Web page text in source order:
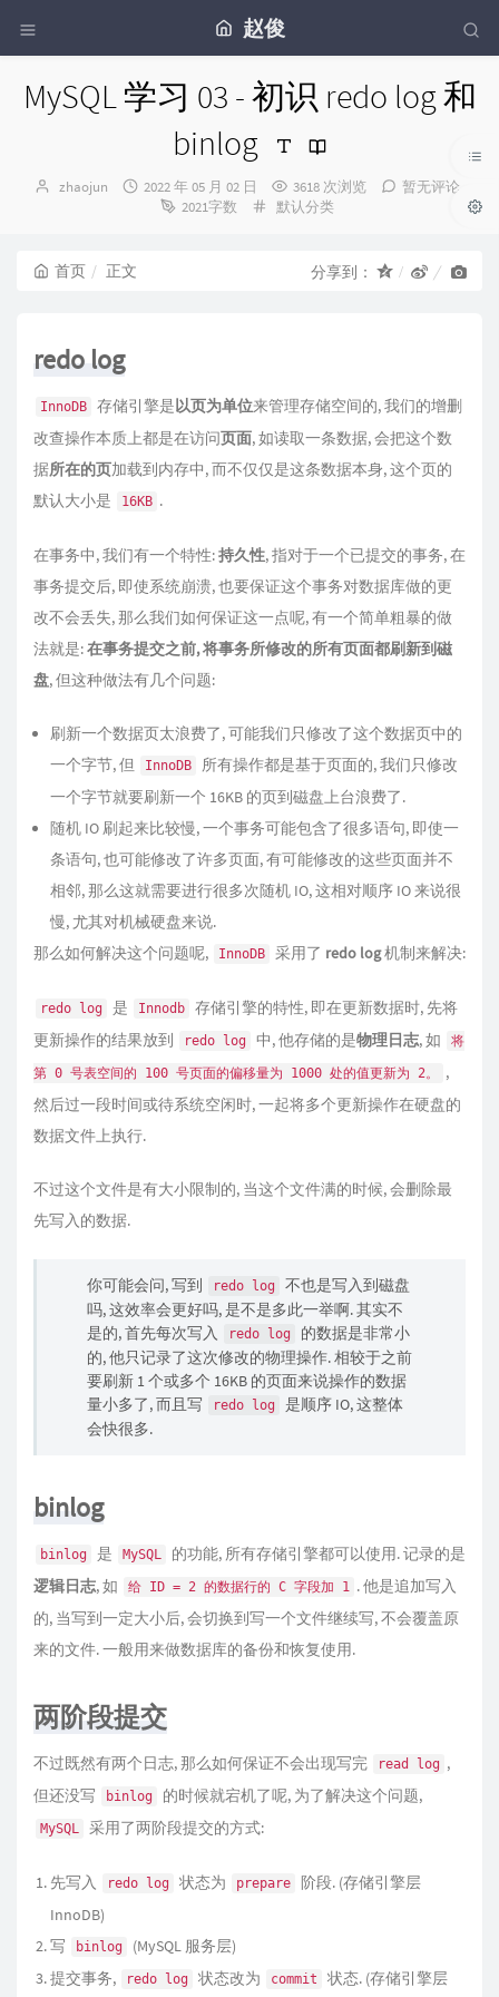
赵俊
MySQL 学习 03 - 初识 redo log 和
binlog
博
zhaojun
发
2022 年 05 月 02 日 3618 次浏览
暂无评论
2021字数
分
默认分类
首页 正文 分享到：
redo log
InnoDB 存储引擎是以页为单位来管理存储空间的, 我们的增删
改查操作本质上都是在访问页面, 如读取一条数据, 会把这个数
据所在的页加载到内存中, 而不仅仅是这条数据本身, 这个页的
默认大小是
16KB .
在事务中, 我们有一个特性:持久性, 指对于一个已提交的事务, 在
事务提交后, 即使系统崩溃, 也要保证这个事务对数据库做的更
改不会丢失, 那么我们如何保证这一点呢, 有一个简单粗暴的做
法就是:在事务提交之前, 将事务所修改的所有页面都刷新到磁
盘, 但这种做法有几个问题:
刷新一个数据页太浪费了, 可能我们只修改了这个数据页中的
一个字节, 但
InnoDB
所有操作都是基于页面的, 我们只修改
一个字节就要刷新一个 16KB 的页到磁盘上台浪费了.
随机 IO 刷起来比较慢, 一个事务可能包含了很多语句, 即使一
条语句, 也可能修改了许多页面, 有可能修改的这些页面并不
相邻, 那么这就需要进行很多次随机 IO, 这相对顺序 IO 来说很
慢, 尤其对机械硬盘来说.
那么如何解决这个问题呢,
InnoDB 采用了 redo log机制来解决:
redo log 是 Innodb
存储引擎的特性, 即在更新数据时, 先将
更新操作的结果放到
redo log 中, 他存储的是物理日志, 如 将
第 0 号表空间的 100 号页面的偏移量为 1000 处的值更新为 2。
,
然后过一段时间或待系统空闲时, 一起将多个更新操作在硬盘的
数据文件上执行.
不过这个文件是有大小限制的, 当这个文件满的时候, 会删除最
先写入的数据.
你可能会问, 写到 redo log
不也是写入到磁盘
吗, 这效率会更好吗, 是不是多此一举啊. 其实不
是的, 首先每次写入
redo log
的数据是非常小
的, 他只记录了这次修改的物理操作. 相较于之前
要刷新 1 个或多个 16KB 的页面来说操作的数据
量小多了, 而且写
redo log
是顺序 IO, 这整体
会快很多.
binlog
binlog 是 MySQL
的功能, 所有存储引擎都可以使用. 记录的是
逻辑日志, 如 给 ID = 2 的数据行的 C 字段加 1 . 他是追加写入
的, 当写到一定大小后, 会切换到写一个文件继续写, 不会覆盖原
来的文件. 一般用来做数据库的备份和恢复使用.
两阶段提交
不过既然有两个日志, 那么如何保证不会出现写完 read log ,
但还没写
binlog 的时候就宕机了呢, 为了解决这个问题,
MySQL 采用了两阶段提交的方式:
先写入 redo log 状态为 prepare
阶段. (存储引擎层
InnoDB)
写
binlog
(MySQL 服务层)
提交事务,
redo log 状态改为 commit 状态. (存储引擎层